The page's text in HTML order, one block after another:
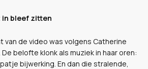
in bleef zitten
van de video was volgens Catherine
belofte klonk als muziek in haar oren:
bijwerking. En dan die stralende,